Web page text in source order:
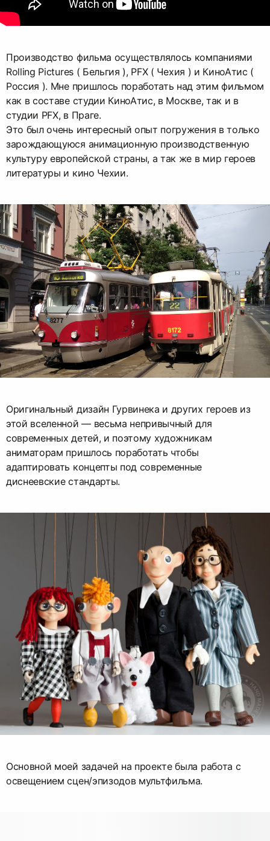
Производство фильма осуществлялось компаниями
Rolling Pictures ( Бельгия ), PFX ( Чехия ) и КиноАтис (
Россия ). Мне пришлось поработать над этим фильмом
как в составе студии КиноАтис, в Москве, так и в
студии PFX, в Праге.
Это был очень интересный опыт погружения в только
зарождающуюся анимационную производственную
культуру европейской страны, а так же в мир героев
литературы и кино Чехии.
Оригинальный дизайн Гурвинека и других героев из
этой вселенной — весьма непривычный для
современных детей, и поэтому художникам
аниматорам пришлось поработать чтобы
адаптировать концепты под современные
диснеевские стандарты.
Основной моей задачей на проекте была работа с
освещением сцен/эпизодов мультфильма.